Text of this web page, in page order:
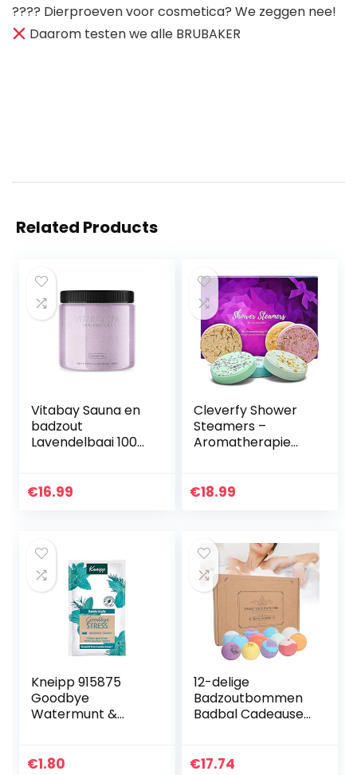
???? Dierproeven voor cosmetica? We zeggen nee!
Daarom testen we alle BRUBAKER
Related Products
Vitabay Sauna en
badzout
Lavendelbaai 1000
geschikt voor
€16.99
Cleverfy Shower
Steamers –
Aromatherapie
Douchebommen
€18.99
Kneipp 915875
Goodbye
Watermunt &
€1.80
12-delige
Badzoutbommen
Badbal Cadeauset
Aromatherapie
€17.74